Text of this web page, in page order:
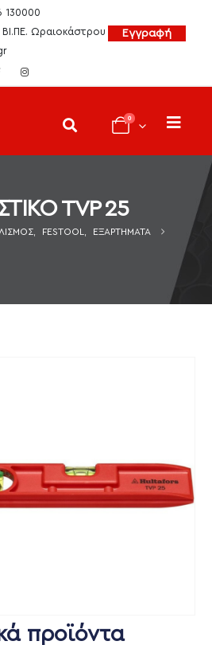
130000
ΒΙ.ΠΕ. Ωραιοκάστρου
Εγγραφή
0
TVP 25
, FESTOOL,
ΕΞΑΡΤΉΜΑΤΑ
προϊόντα